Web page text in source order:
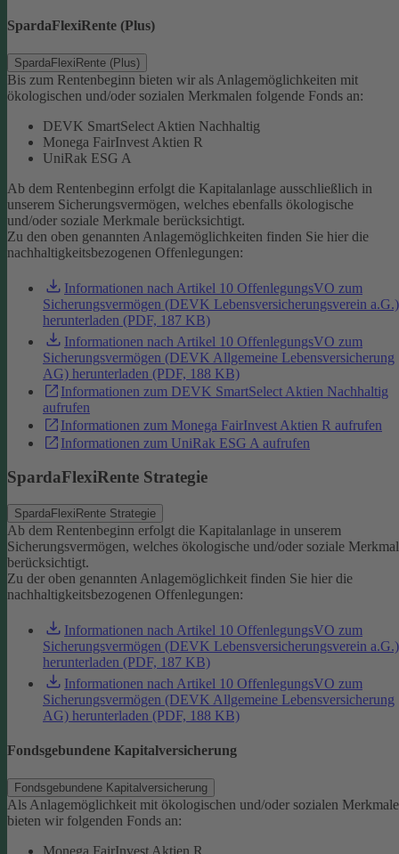
SpardaFlexiRente (Plus)
SpardaFlexiRente (Plus)
Bis zum Rentenbeginn bieten wir als Anlagemöglichkeiten mit
ökologischen und/oder sozialen Merkmalen folgende Fonds an:
DEVK SmartSelect Aktien Nachhaltig
Monega FairInvest Aktien R
UniRak ESG A
Ab dem Rentenbeginn erfolgt die Kapitalanlage ausschließlich in
unserem Sicherungsvermögen, welches ebenfalls ökologische
und/oder soziale Merkmale berücksichtigt.
Zu den oben genannten Anlagemöglichkeiten finden Sie hier die
nachhaltigkeitsbezogenen Offenlegungen:
Informationen nach Artikel 10 OffenlegungsVO zum
Sicherungsvermögen (DEVK Lebensversicherungsverein a.G.)
herunterladen (PDF, 187 KB)
Informationen nach Artikel 10 OffenlegungsVO zum
Sicherungsvermögen (DEVK Allgemeine Lebensversicherung
AG) herunterladen (PDF, 188 KB)
Informationen zum DEVK SmartSelect Aktien Nachhaltig
aufrufen
Informationen zum Monega FairInvest Aktien R aufrufen
Informationen zum UniRak ESG A aufrufen
SpardaFlexiRente Strategie
SpardaFlexiRente Strategie
Ab dem Rentenbeginn erfolgt die Kapitalanlage in unserem
Sicherungsvermögen, welches ökologische und/oder soziale
berücksichtigt.
Zu der oben genannten Anlagemöglichkeit finden Sie hier die
nachhaltigkeitsbezogenen Offenlegungen:
Informationen nach Artikel 10 OffenlegungsVO zum
Sicherungsvermögen (DEVK Lebensversicherungsverein a.G.)
herunterladen (PDF, 187 KB)
Informationen nach Artikel 10 OffenlegungsVO zum
Sicherungsvermögen (DEVK Allgemeine Lebensversicherung
AG) herunterladen (PDF, 188 KB)
Fondsgebundene Kapitalversicherung
Fondsgebundene Kapitalversicherung
Als Anlagemöglichkeit mit ökologischen und/oder sozialen
bieten wir folgenden Fonds an:
Monega FairInvest Aktien R